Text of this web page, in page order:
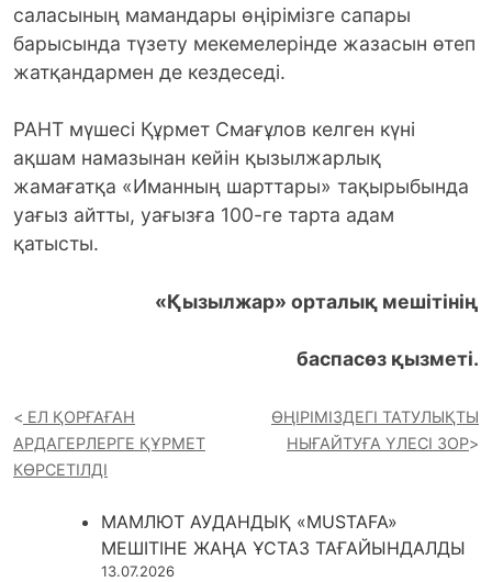
саласының мамандары өңірімізге сапары
барысында түзету мекемелерінде жазасын өтеп
жатқандармен де кездеседі.
РАНТ мүшесі Құрмет Смағұлов келген күні
ақшам намазынан кейін қызылжарлық
жамағатқа «Иманның шарттары» тақырыбында
уағыз айтты, уағызға 100-ге тарта адам
қатысты.
«Қызылжар» орталық мешітінің
баспасөз қызметі.
ЕЛ ҚОРҒАҒАН
АРДАГЕРЛЕРГЕ ҚҰРМЕТ
КӨРСЕТІЛДІ
ӨҢІРІМІЗДЕГІ ТАТУЛЫҚТЫ
НЫҒАЙТУҒА ҮЛЕСІ ЗОР
МАМЛЮТ АУДАНДЫҚ «MUSTAFA»
МЕШІТІНЕ ЖАҢА ҰСТАЗ ТАҒАЙЫНДАЛДЫ
13.07.2026